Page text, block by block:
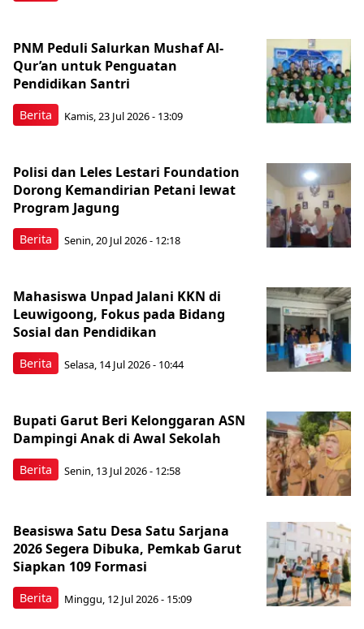
Berita
PNM Peduli Salurkan Mushaf Al-
Qur’an untuk Penguatan
Pendidikan Santri
Kamis, 23 Jul 2026 - 13:09
Berita
Polisi dan Leles Lestari Foundation
Dorong Kemandirian Petani lewat
Program Jagung
Senin, 20 Jul 2026 - 12:18
Berita
Mahasiswa Unpad Jalani KKN di
Leuwigoong, Fokus pada Bidang
Sosial dan Pendidikan
Selasa, 14 Jul 2026 - 10:44
Berita
Bupati Garut Beri Kelonggaran ASN
Dampingi Anak di Awal Sekolah
Senin, 13 Jul 2026 - 12:58
Berita
Beasiswa Satu Desa Satu Sarjana
2026 Segera Dibuka, Pemkab Garut
Siapkan 109 Formasi
Minggu, 12 Jul 2026 - 15:09